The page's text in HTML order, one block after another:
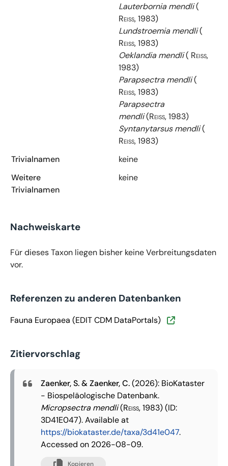
Lauterbornia mendli(
Reiss, 1983)
Lundstroemia mendli(
Reiss, 1983)
Oeklandia mendli( Reiss,
1983)
Parapsectra mendli(
Reiss, 1983)
Parapsectra
mendli(Reiss, 1983)
Syntanytarsus mendli(
Reiss, 1983)
Trivialnamen
keine
Weitere
Trivialnamen
keine
Nachweiskarte
Für dieses Taxon liegen bisher keine Verbreitungsdaten
vor.
Referenzen zu anderen Datenbanken
Fauna Europaea (EDIT CDM DataPortals)
Zitiervorschlag
Zaenker, S. & Zaenker, C.(2026): BioKataster
- Biospeläologische Datenbank.
Micropsectra mendli(Reiss, 1983)(ID:
3D41E047). Available at
https://biokataster.de/taxa/3d41e047.
Accessed on 2026-08-09.
Kopieren